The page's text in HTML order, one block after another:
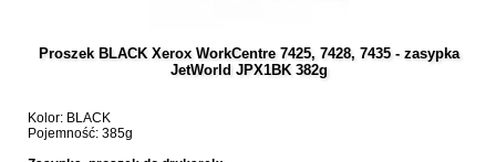
Proszek BLACK Xerox WorkCentre 7425, 7428, 7435 - zasypka
JetWorld JPX1BK 382g
Kolor: BLACK
Pojemność: 385g